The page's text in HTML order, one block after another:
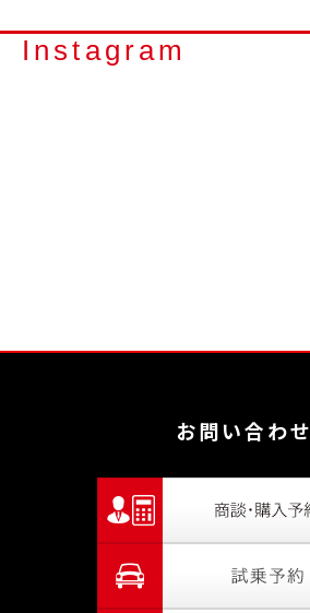
Instagram
お問い合わせ